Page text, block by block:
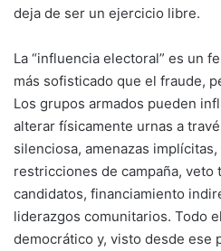
deja de ser un ejercicio libre.
La “influencia electoral” es un
más sofisticado que el fraude,
Los grupos armados pueden
alterar físicamente urnas a
silenciosa, amenazas
restricciones de campaña,
candidatos, financiamiento
liderazgos comunitarios. Todo
democrático y, visto desde ese